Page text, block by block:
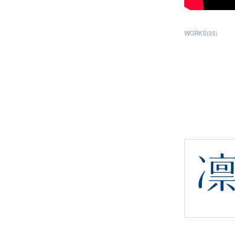
WORKS(35)